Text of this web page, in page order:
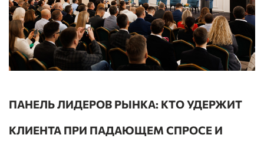
ПАНЕЛЬ ЛИДЕРОВ РЫНКА: КТО УДЕРЖИТ
КЛИЕНТА ПРИ ПАДАЮЩЕМ СПРОСЕ И